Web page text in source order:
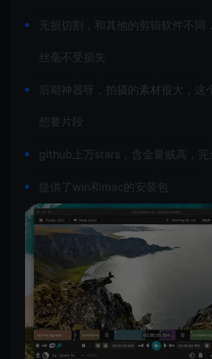
无损切割，和其他的剪辑软件不同
丝毫不受损失
后期神器呀，拍摄的素材很大，这
想要片段
github上万stars，含金量贼高，完
提供了win和mac的安装包